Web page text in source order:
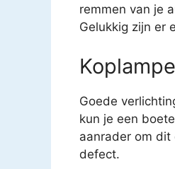
remmen van je
Gelukkig zijn er
Goede
kun je een
aanrader om dit
defect.